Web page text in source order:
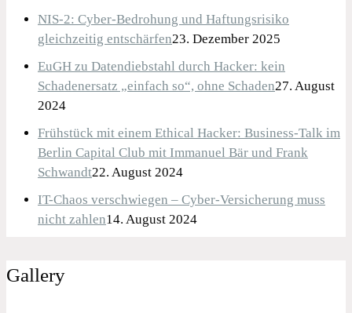
NIS-2: Cyber-Bedrohung und Haftungsrisiko
gleichzeitig entschärfen23. Dezember 2025
EuGH zu Datendiebstahl durch Hacker: kein
Schadenersatz „einfach so“, ohne Schaden27. August
2024
Frühstück mit einem Ethical Hacker: Business-Talk im
Berlin Capital Club mit Immanuel Bär und Frank
Schwandt22. August 2024
IT-Chaos verschwiegen – Cyber-Versicherung muss
nicht zahlen14. August 2024
Gallery